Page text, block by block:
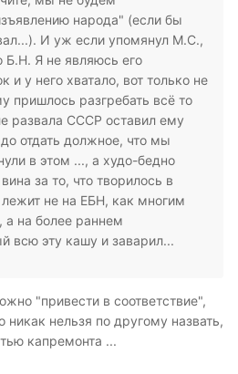
народа" (если бы
И уж если упомянул М.С.,
Б.Н. Я не являюсь его
и у него хватало, вот только не
пришлось разгребать всё то
развала СССР оставил ему
отдать должное, что мы
в этом ..., а худо-бедно
за то, что творилось в
не на ЕБН, как многим
а на более раннем
всю эту кашу и заварил...
"привести в соответствие",
никак нельзя по другому назвать,
капремонта ...